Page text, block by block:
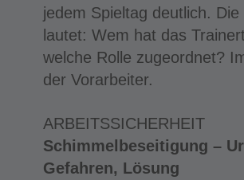
jedem Spieltag deutlich.
lautet: Wem hat das
welche Rolle zugeordnet?
der Vorarbeiter.
ARBEITSSICHERHEIT
Schimmelbeseitigung –
Gefahren, Lösung